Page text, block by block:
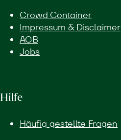
Crowd Container
Impressum & Disclaimer
AGB
Jobs
Hilfe
Häufig gestellte Fragen